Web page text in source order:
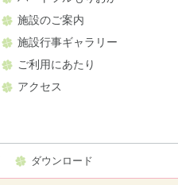
施設のご案内
施設行事ギャラリー
ご利用にあたり
アクセス
ダウンロード